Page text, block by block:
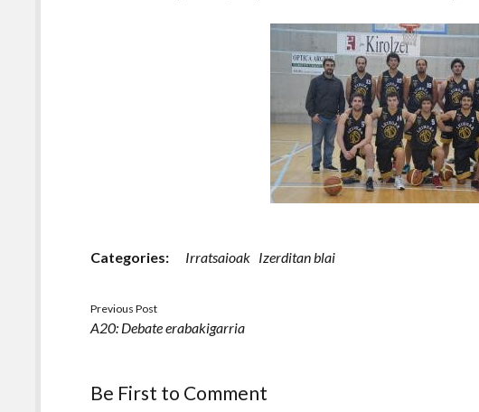
Categories: Irratsaioak Izerditan blai
Previous Post
A20: Debate erabakigarria
Be First to Comment